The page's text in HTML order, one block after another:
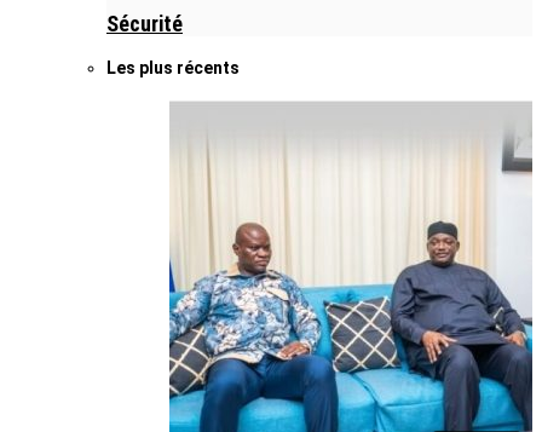
Sécurité
Les plus récents